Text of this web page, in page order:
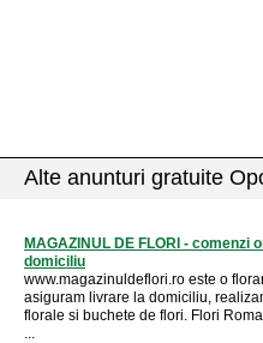
Alte anunturi gratuite
MAGAZINUL DE FLORI - comenzi
domiciliu
www.magazinuldeflori.ro este o
asiguram livrare la domiciliu,
florale si buchete de flori. Flori
...